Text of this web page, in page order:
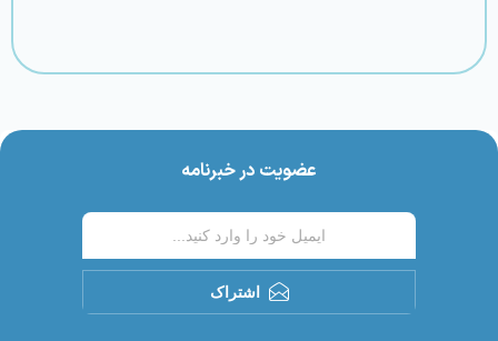
عضویت در خبرنامه
اشتراک